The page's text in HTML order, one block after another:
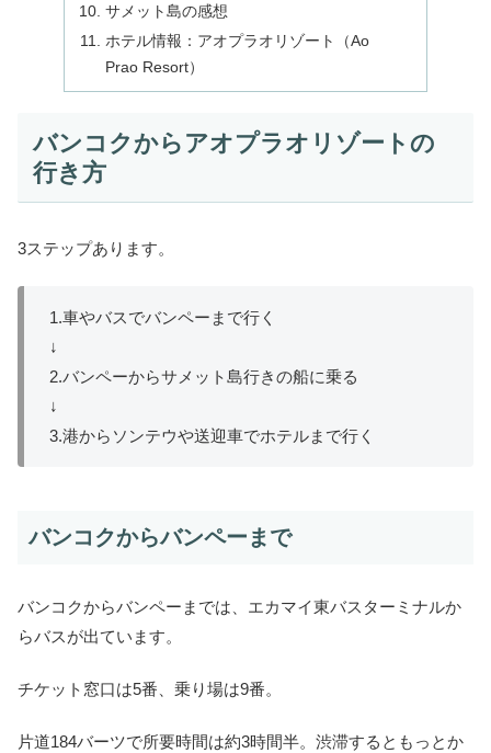
サメット島の感想
ホテル情報：アオプラオリゾート（Ao
Prao Resort）
バンコクからアオプラオリゾートの
行き方
3ステップあります。
1.車やバスでバンペーまで行く
↓
2.バンペーからサメット島行きの船に乗る
↓
3.港からソンテウや送迎車でホテルまで行く
バンコクからバンペーまで
バンコクからバンペーまでは、エカマイ東バスターミナルか
らバスが出ています。
チケット窓口は5番、乗り場は9番。
片道184バーツで所要時間は約3時間半。渋滞するともっとか